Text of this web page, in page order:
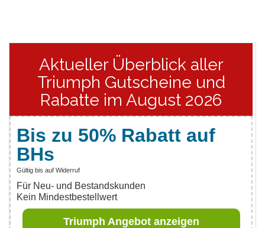
Aktueller Überblick aller
Triumph Gutscheine und
Rabatte im August 2026
Bis zu 50% Rabatt auf
BHs
Gültig bis auf Widerruf
Für Neu- und Bestandskunden
Kein Mindestbestellwert
Triumph Angebot anzeigen